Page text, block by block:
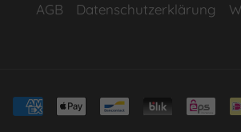
AGB
Datenschutzerklärung